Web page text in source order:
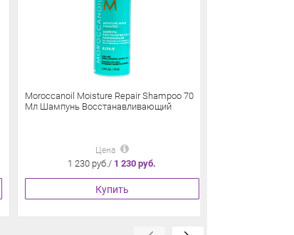
Moroccanoil Moisture Repair Shampoo 70
Мл Шампунь Восстанавливающий
Цена
1 230 руб./ 1 230 руб.
Купить